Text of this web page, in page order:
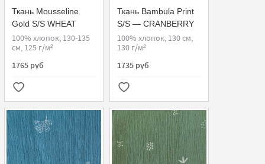
Ткань Mousseline
Gold S/S WHEAT
100% хлопок, 130-135
см, 125 г/м²
1765 руб
Ткань Bambula Print
S/S — CRANBERRY
100% хлопок, 130 см,
130 г/м²
1735 руб